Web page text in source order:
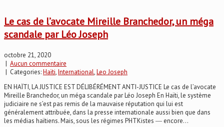
Le cas de l’avocate Mireille Branchedor, un méga
scandale par Léo Joseph
octobre 21, 2020
| Aucun commentaire
| Categories:Haïti,International,Leo Joseph
EN HAÏTI, LA JUSTICE EST DÉLIBÉRÉMENT ANTI-JUSTICE Le cas de l’avocate
Mireille Branchedor, un méga scandale par Léo Joseph En Haïti, le système
judiciaire ne s’est pas remis de la mauvaise réputation qui lui est
généralement attribuée, dans la presse internationale aussi bien que dans
les médias haïtiens. Mais, sous les régimes PHTKistes ― encore...